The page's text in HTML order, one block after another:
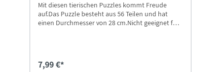
Mit diesen tierischen Puzzles kommt Freude
auf.Das Puzzle besteht aus 56 Teilen und hat
einen Durchmesser von 28 cm.Nicht geeignet für
7,99 €*